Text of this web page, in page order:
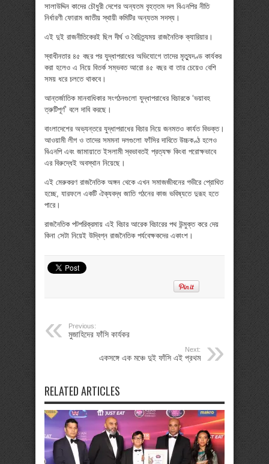
সালাউদ্দিন কাদের চৌধুরী দেশের অন্যতম বৃহত্তম দল বিএনপির নীতি
নির্ধারণী ফোরাম জাতীয় স্থায়ী কমিটির অন্যতম সদস্য।
এই দুই রাজনীতিকেরই ছিল দীর্ঘ ও বৈচিত্র্যময় রাজনৈতিক ক্যারিয়ার।
স্বাধীনতার ৪৫ বছর পর যুদ্ধাপরাধের অভিযোগে তাদের মৃত্যুদণ্ড কার্যকর
করা হলেও এ নিয়ে বিতর্ক সম্ভবত আরো ৪৫ বছর বা তার চেয়েও বেশি
সময় ধরে চলতে থাকবে।
আন্তর্জাতিক মানবাধিকার সংগঠনগুলো যুদ্ধাপরাধের বিচারকে ‘ভয়াবহ
ত্রুটিপূর্ণ’ বলে দাবি করছে।
বাংলাদেশের অভ্যন্তরে যুদ্ধাপরাধের বিচার নিয়ে জনমতও কার্যত বিভক্ত।
আওয়ামী লীগ ও তাদের সমমনা দলগুলো ফাঁসির দাবিতে উচ্চকণ্ঠ হলেও
বিএনপি এবং জামায়াতে ইসলামী স্বভাবতই প্রত্যক্ষ কিংবা পরোক্ষভাবে
এর বিরুদ্ধেই অবস্থান নিয়েছে।
এই মেরুকরণ রাজনৈতিক অঙ্গন থেকে এখন সমাজজীবনের গভীরে প্রোথিত
হচ্ছে, যারফলে একটি ঐক্যবদ্ধ জাতি গঠনের কাজ ভবিষ্যতে দুরূহ হতে
পারে।
রাজনৈতিক পটপরিক্রমায় এই বিচার আরেক বিচারের পথ উন্মুক্ত করে দেয়
কিনা সেটা নিয়েই উদ্বিগ্ন রাজনৈতিক পর্যবেক্ষকদের একাংশ।
Previous:
মুজাহিদের ফাঁসি কার্যকর
Next:
একসঙ্গে এক মঞ্চে দুই ফাঁসি এই প্রথম
RELATED ARTICLES